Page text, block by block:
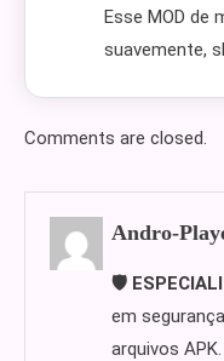
Esse MOD de
suavemente,
Comments are closed.
Andro-
🛡️
em
arquivos